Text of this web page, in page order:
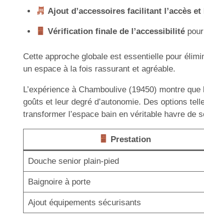
Ajout d’accessoires facilitant l’accès
Vérification finale de l’accessibilitépour
Cette approche globale est essentielle pour
un espace à la fois rassurant et agréable.
L’expérience à Chamboulive (19450) montre
goûts et leur degré d’autonomie. Des options
transformer l’espace bain en véritable havre de
Prestation
Douche senior plain-pied
Baignoire à porte
Ajout équipements sécurisants